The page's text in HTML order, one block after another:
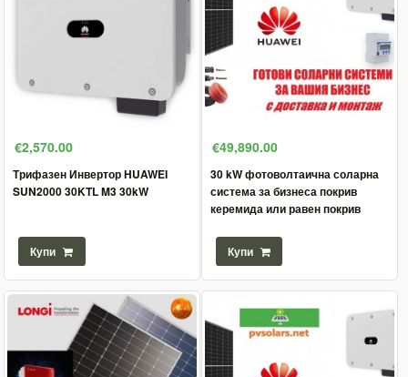
€2,570.00
Трифазен Инвертор HUAWEI
SUN2000 30KTL M3 30kW
Купи
€49,890.00
30 kW фотоволтаична соларна
система за бизнеса покрив
керемида или равен покрив
Купи